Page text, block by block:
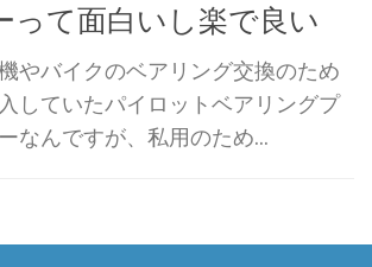
って面白いし楽で良い
やバイクのベアリング交換のため
していたパイロットベアリングプ
なんですが、私用のため...